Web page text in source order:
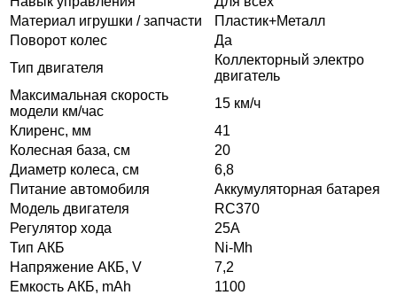
Материал игрушки / запчасти
Пластик+Металл
Поворот колес
Да
Тип двигателя
Коллекторный электро
двигатель
Максимальная скорость
модели км/час
15 км/ч
Клиренс, мм
41
Колесная база, см
20
Диаметр колеса, см
6,8
Питание автомобиля
Аккумуляторная батарея
Модель двигателя
RC370
Регулятор хода
25А
Тип АКБ
Ni-Mh
Напряжение АКБ, V
7,2
Емкость АКБ, mAh
1100